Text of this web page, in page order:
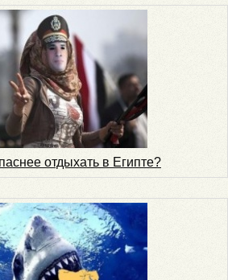
отдыхать в Египте?